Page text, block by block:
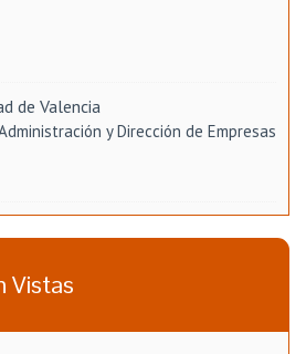
de Valencia
y Dirección de Empresas
Vistas